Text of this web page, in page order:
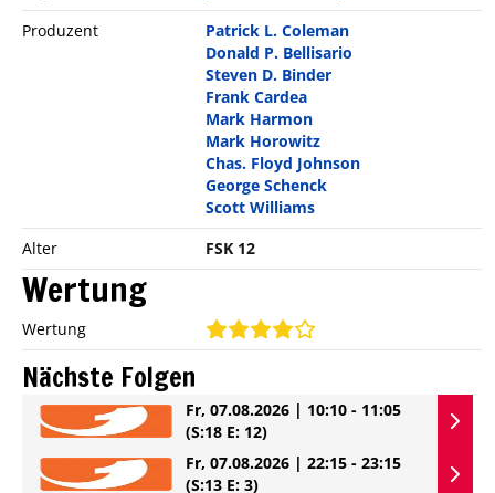
Produzent
Patrick L. Coleman
Donald P. Bellisario
Steven D. Binder
Frank Cardea
Mark Harmon
Mark Horowitz
Chas. Floyd Johnson
George Schenck
Scott Williams
Alter
FSK 12
Wertung
Wertung
Nächste Folgen
Fr, 07.08.2026 | 10:10 - 11:05
(S:18 E: 12)
Fr, 07.08.2026 | 22:15 - 23:15
(S:13 E: 3)